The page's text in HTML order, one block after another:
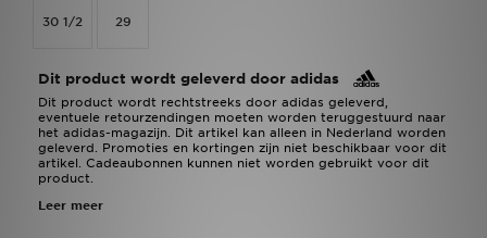
30 1/2 29
Dit product wordt geleverd door adidas
Dit product wordt rechtstreeks door adidas geleverd,
eventuele retourzendingen moeten worden teruggestuurd naar
het adidas-magazijn. Dit artikel kan alleen in Nederland worden
geleverd. Promoties en kortingen zijn niet beschikbaar voor dit
artikel. Cadeaubonnen kunnen niet worden gebruikt voor dit
product.
Leer meer
Vacatures